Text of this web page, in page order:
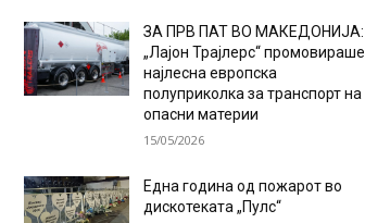
ЗА ПРВ ПАТ ВО МАКЕДОНИЈА:
„Лајон Трајлерс“ промовираше
најлесна европска
полуприколка за транспорт на
опасни материи
15/05/2026
Една година од пожарот во
дискотеката „Пулс“